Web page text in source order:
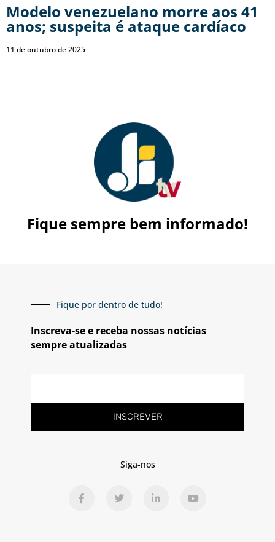
Modelo venezuelano morre aos 41
anos; suspeita é ataque cardíaco
11 de outubro de 2025
Fique sempre bem informado!
Fique por dentro de tudo!
Inscreva-se e receba nossas notícias
sempre atualizadas
INSCREVER
Siga-nos
a
w
i
o